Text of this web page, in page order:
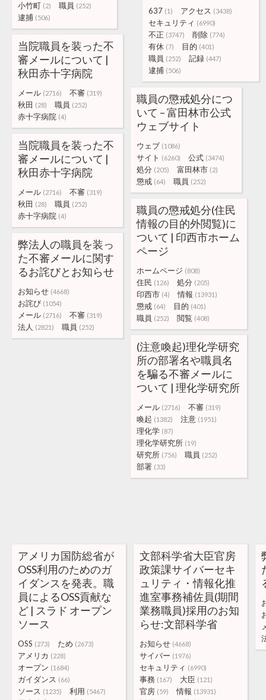
637 (1) アクセス (3438)
セキュリティ (6990)
不正 (3747) 削除 (774)
有休 (7) 目的 (401)
職員 (252) 記録 (447)
逮捕 (506)
小竹町 (2) 職員 (252)
逮捕 (506)
当院職員を装った不
審メールについて |
秋田赤十字病院
メール (2716) 不審 (319)
秋田 (28) 職員 (252)
赤十字病院 (4)
職員の懲戒処分につ
いて – 富田林市公式
ウェブサイト
ウェブ (1086)
サイト (6260) 公式 (3474)
処分 (205) 富田林市 (2)
懲戒 (64) 職員 (252)
当院職員を装った不
審メールについて |
秋田赤十字病院
メール (2716) 不審 (319)
秋田 (28) 職員 (252)
赤十字病院 (4)
職員の懲戒処分(住民
情報の目的外閲覧)に
ついて | 印西市ホーム
ページ
ホームページ (808)
住民 (126) 処分 (205)
印西市 (4) 情報 (13931)
懲戒 (64) 目的 (401)
職員 (252) 閲覧 (408)
弊法人の職員を装っ
た不審メールに関す
るお詫びとお知らせ
お知らせ (4668)
お詫び (1054)
メール (2716) 不審 (319)
法人 (2821) 職員 (252)
(注意喚起)理化学研究
所の部署名や職員名
を騙る不審メールに
ついて | 理化学研究所
メール (2716) 不審 (319)
喚起 (1382) 注意 (1951)
理化学 (87)
理化学研究所 (19)
研究所 (756) 職員 (252)
部署 (33)
アメリカ国防総省が
OSS利用のためのガ
イダンスを発表。職
員によるOSS貢献な
ど | スラド オープン
ソース
OSS (273) ため (2673)
アメリカ (228)
オープン (1684)
ガイダンス (66)
ソース (1235) 利用 (5467)
文部科学省大臣官房
政策課サイバーセキ
ュリティ・情報化推
進室事務補佐員(期間
業務職員)採用のお知
らせ:文部科学省
お知らせ (4668)
サイバー (1976)
セキュリティ (6990)
事務 (167) 大臣 (121)
官房 (59) 情報 (13931)